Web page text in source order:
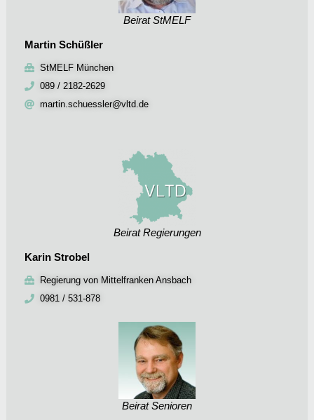
Beirat StMELF
Martin Schüßler
StMELF München
089 / 2182-2629
martin.schuessler@vltd.de
Beirat Regierungen
Karin Strobel
Regierung von Mittelfranken Ansbach
0981 / 531-878
Beirat Senioren